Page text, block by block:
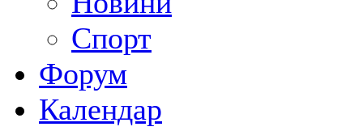
Спорт
Форум
Календар